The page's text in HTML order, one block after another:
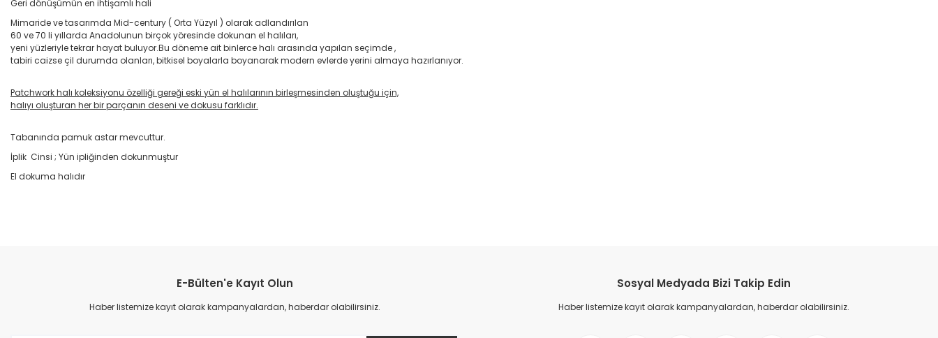
Geri dönüşümün en ihtişamlı hali
Mimaride ve tasarımda Mid-century ( Orta Yüzyıl ) olarak adlandırılan
60 ve 70 li yıllarda Anadolunun birçok yöresinde dokunan el halıları,
yeni yüzleriyle tekrar hayat buluyor.Bu döneme ait binlerce halı arasında yapılan seçimde ,
tabiri caizse çil durumda olanları, bitkisel boyalarla boyanarak modern evlerde yerini almaya hazırlanıyor.
Patchwork halı koleksiyonu özelliği gereği eski yün el halılarının birleşmesinden oluştuğu için,
halıyı oluşturan her bir parçanın deseni ve dokusu farklıdır.
Tabanında pamuk astar mevcuttur.
İplik Cinsi ; Yün ipliğinden dokunmuştur
El dokuma halıdır
Ürün resmi kalitesiz, bozuk veya görüntülenemiyor.
Ürün açıklamasında eksik bilgiler bulunuyor.
E-Bülten'e Kayıt Olun
Haber listemize kayıt olarak kampanyalardan, haberdar olabilirsiniz.
Sosyal Medyada Bizi Takip Edin
Haber listemize kayıt olarak kampanyalardan, haberdar olabilirsiniz.